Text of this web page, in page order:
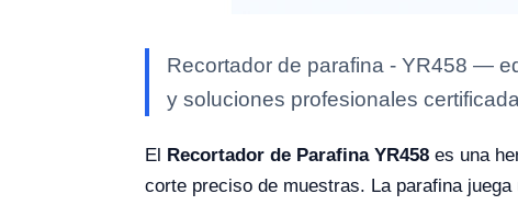
Recortador de parafina - YR458 —
y soluciones profesionales
El Recortador de Parafina YR458 es una
corte preciso de muestras. La parafina